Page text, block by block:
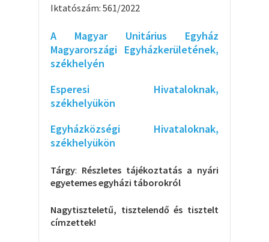
Iktatószám: 561/2022
A Magyar Unitárius Egyház
Magyarországi Egyházkerületének,
székhelyén
Esperesi Hivataloknak,
székhelyükön
Egyházközségi Hivataloknak,
székhelyükön
Tárgy: Részletes tájékoztatás a nyári
egyetemes egyházi táborokról
Nagytiszteletű, tisztelendő és tisztelt
címzettek!